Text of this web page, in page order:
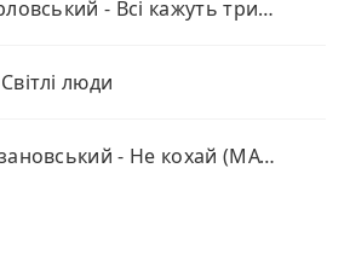
Віталій Орловський - Всі кажуть тримайся, та як?
люди
Сергій Лазановський - Не кохай (MAVER Remix)